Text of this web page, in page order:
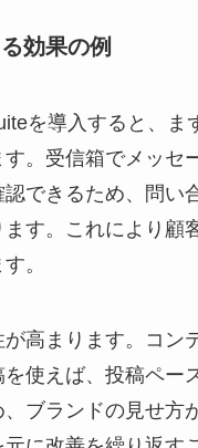
効果の例
を導入すると、ま
。受信箱でメッセ
できるため、問い
す。これにより顧
。
高まります。コン
使えば、投稿ペー
ブランドの見せ方